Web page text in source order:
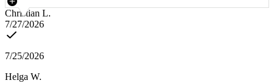
Christian L.
7/27/2026
7/25/2026
Helga W.